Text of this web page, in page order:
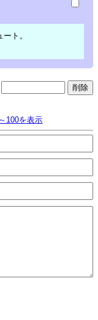
ト。
100を表示